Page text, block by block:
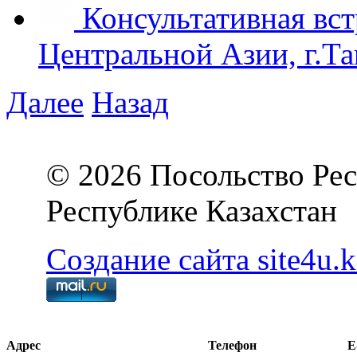
Консультативная
Центральной Азии,
Далее Назад
© 2026 Посольство
Республике Казахстан
Создание сайта
Адрес
Телефон